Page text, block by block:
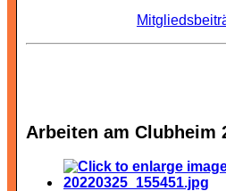
Arbeiten am Clubheim